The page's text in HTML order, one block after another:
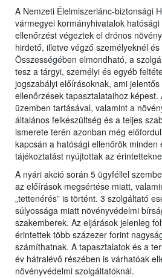
A Nemzeti Élelmiszerlánc-biztonsági
vármegyei kormányhivatalok
ellenőrzést végeztek el drónos
hirdető, illetve végző személyeknél
Összességében elmondható, a
tesz a tárgyi, személyi és egyéb
jogszabályi előírásoknak, ami
ellenőrzések tapasztalataihoz
üzemben tartásával, valamint a
általános felkészültség és a teljes
ismerete terén azonban még
kapcsán a hatósági ellenőrök minden
tájékoztatást nyújtottak az
A nyári akció során 5 ügyféllel
az előírások megsértése miatt,
„tettenérés” is történt. 3 szolgáltató
súlyossága miatt növényvédelmi
szakemberek. Az eljárások jelenleg
érintettek több százezer forint
számíthatnak. A tapasztalatok és a
év hátralévő részében is várhatóak
növényvédelmi szolgáltatóknál.